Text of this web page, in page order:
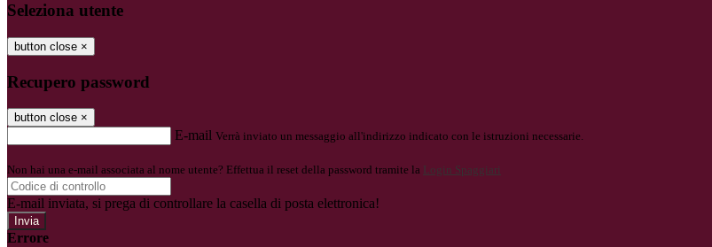
Seleziona utente
button close ×
Recupero password
button close ×
E-mail Verrà inviato un messaggio all'indirizzo indicato con le istruzioni necessarie.
Non hai una e-mail associata al nome utente? Effettua il reset della password tramite la Login Spaggiari
E-mail inviata, si prega di controllare la casella di posta elettronica!
Errore